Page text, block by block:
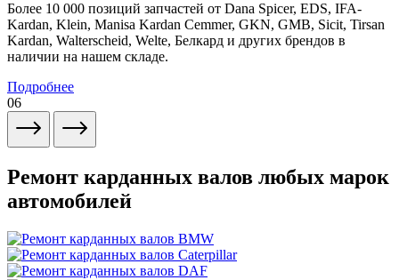
Более 10 000 позиций запчастей от Dana Spicer, EDS, IFA-
Kardan, Klein, Manisa Kardan Cemmer, GKN, GMB, Sicit, Tirsan
Kardan, Walterscheid, Welte, Белкард и других брендов в
наличии на нашем складе.
Подробнее
06
Ремонт карданных валов любых марок
автомобилей